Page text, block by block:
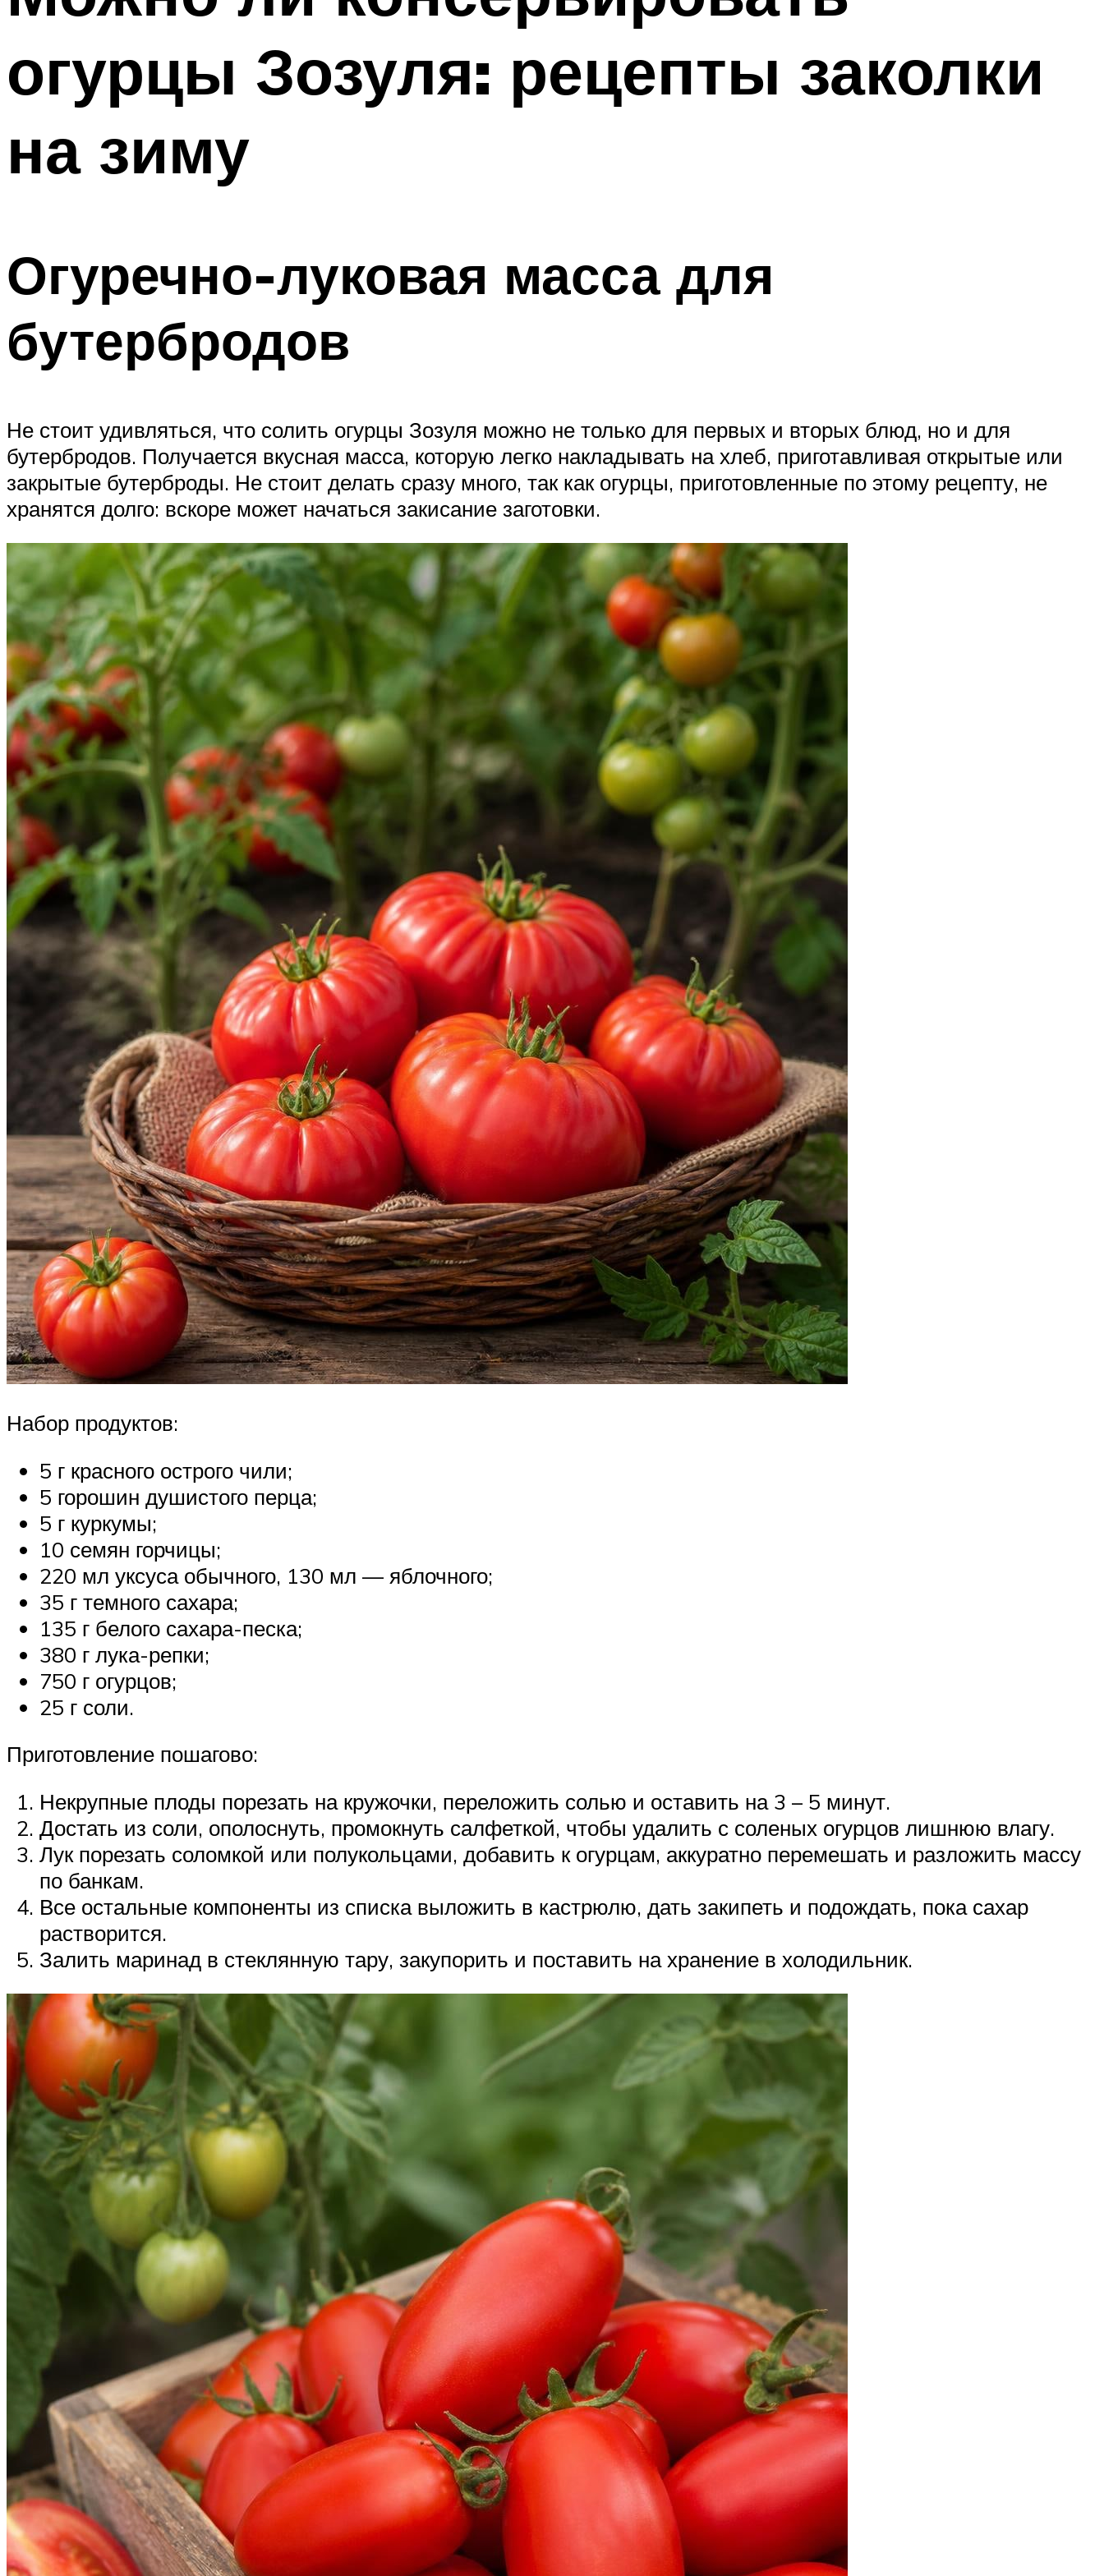
огурцы Зозуля: рецепты заколки
на зиму
Огуречно-луковая масса для
бутербродов
Не стоит удивляться, что солить огурцы Зозуля можно не только для первых и вторых блюд, но и для
бутербродов. Получается вкусная масса, которую легко накладывать на хлеб, приготавливая открытые или
закрытые бутерброды. Не стоит делать сразу много, так как огурцы, приготовленные по этому рецепту, не
хранятся долго: вскоре может начаться закисание заготовки.
Набор продуктов:
5 г красного острого чили;
5 горошин душистого перца;
5 г куркумы;
10 семян горчицы;
220 мл уксуса обычного, 130 мл — яблочного;
35 г темного сахара;
135 г белого сахара-песка;
380 г лука-репки;
750 г огурцов;
25 г соли.
Приготовление пошагово:
Некрупные плоды порезать на кружочки, переложить солью и оставить на 3 – 5 минут.
Достать из соли, ополоснуть, промокнуть салфеткой, чтобы удалить с соленых огурцов лишнюю влагу.
Лук порезать соломкой или полукольцами, добавить к огурцам, аккуратно перемешать и разложить массу
по банкам.
Все остальные компоненты из списка выложить в кастрюлю, дать закипеть и подождать, пока сахар
растворится.
Залить маринад в стеклянную тару, закупорить и поставить на хранение в холодильник.